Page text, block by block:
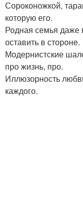
Сороконожкой,
которую его.
Родная семья даже
оставить в стороне.
Модернистские
про жизнь, про.
Иллюзорность
каждого.